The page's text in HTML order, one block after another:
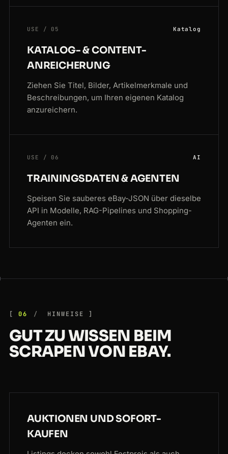
USE / 05 Katalog
KATALOG- & CONTENT-
ANREICHERUNG
Ziehen Sie Titel, Bilder, Artikelmerkmale und
Beschreibungen, um Ihren eigenen Katalog
anzureichern.
USE / 06 AI
TRAININGSDATEN & AGENTEN
Speisen Sie sauberes eBay-JSON über dieselbe
API in Modelle, RAG-Pipelines und Shopping-
Agenten ein.
06 HINWEISE
GUT ZU WISSEN BEIM
SCRAPEN VON EBAY.
AUKTIONEN UND SOFORT-
KAUFEN